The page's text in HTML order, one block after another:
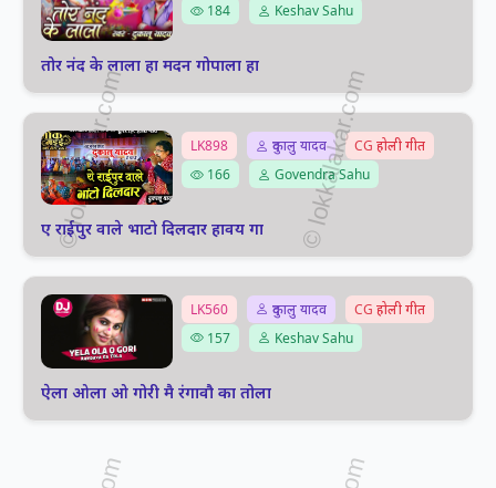
184
Keshav Sahu
तोर नंद के लाला हा मदन गोपाला हा
LK898 दुकालु यादव
CG होली गीत
166
Govendra Sahu
ए राईपुर वाले भाटो दिलदार हावय गा
LK560 दुकालु यादव
CG होली गीत
157
Keshav Sahu
ऐला ओला ओ गोरी मै रंगावौ का तोला